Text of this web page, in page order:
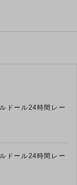
ドール24時間レー
ドール24時間レー